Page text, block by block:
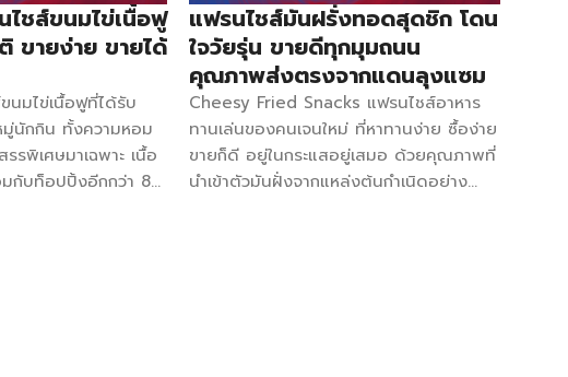
ชส์ขนมไข่เนื้อฟู
ขายง่าย ขายได้
นมไข่เนื้อฟูที่ได้รับ
นักกิน ทั้งความหอม
รพิเศษมาเฉพาะ เนื้อ
กับท็อปปิ้งอีกกว่า 8
แฟรนไชส์มันฝรั่งทอดสุดชิก โดน
ใจวัยรุ่น ขายดีทุกมุมถนน
คุณภาพส่งตรงจากแดนลุงแซม
Cheesy Fried Snacks แฟรนไชส์อาหาร
ทานเล่นของคนเจนใหม่ ที่หาทานง่าย ซื้อง่าย
ขายก็ดี อยู่ในกระแสอยู่เสมอ ด้วยคุณภาพที่
นำเข้าตัวมันฝั่งจากแหล่งต้นกำเนิดอย่าง